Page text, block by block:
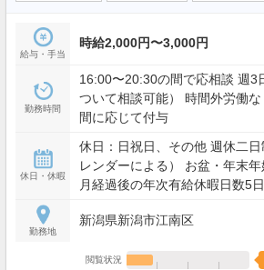
給与・手当
時給2,000円〜3,000円
勤務時間
16:00〜20:30の間で応相談 週3日〜勤務OK（日数に
ついて相談可能） 時間外労働なし 休憩時間は労働時
間に応じて付与
休日・休暇
休日：日祝日、その他 週休二日制：その他（会社カ
レンダーによる） お盆・年末年始・GW休みあり 6ヶ
月経過後の年次有給休暇日数5日 育児休業取得実績あ
勤務地
新潟県新潟市江南区
閲覧状況